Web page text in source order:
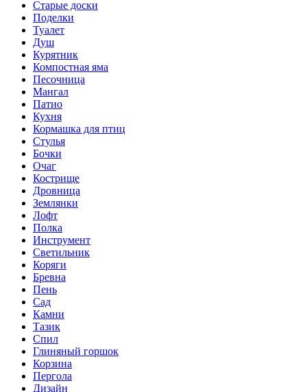
Старые доски
Поделки
Туалет
Душ
Курятник
Компостная яма
Песочница
Мангал
Патио
Кухня
Кормашка для птиц
Стулья
Бочки
Очаг
Кострище
Дровница
Землянки
Лофт
Полка
Инструмент
Светильник
Коряги
Бревна
Пень
Сад
Камни
Тазик
Спил
Глиняный горшок
Корзина
Пергола
Дизайн